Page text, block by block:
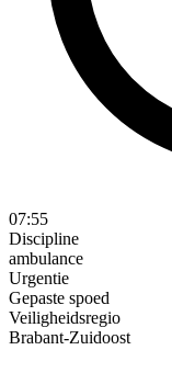
07:55
Discipline
ambulance
Urgentie
Gepaste spoed
Veiligheidsregio
Brabant-Zuidoost